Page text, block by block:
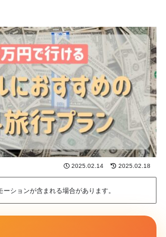
2025.02.14 2025.02.18
ーションが含まれる場合があります。